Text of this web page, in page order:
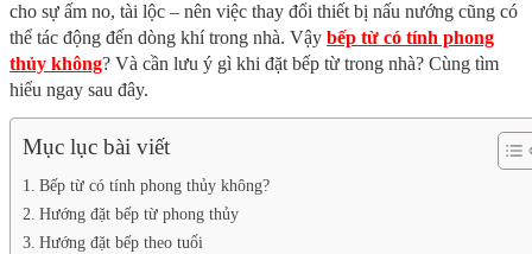
cho sự ấm no, tài lộc – nên việc thay đổi thiết bị nấu nướng cũng có
thể tác động đến dòng khí trong nhà. Vậy bếp từ có tính phong
thủy không? Và cần lưu ý gì khi đặt bếp từ trong nhà? Cùng tìm
hiểu ngay sau đây.
Mục lục bài viết
Bếp từ có tính phong thủy không?
Hướng đặt bếp từ phong thủy
Hướng đặt bếp theo tuổi